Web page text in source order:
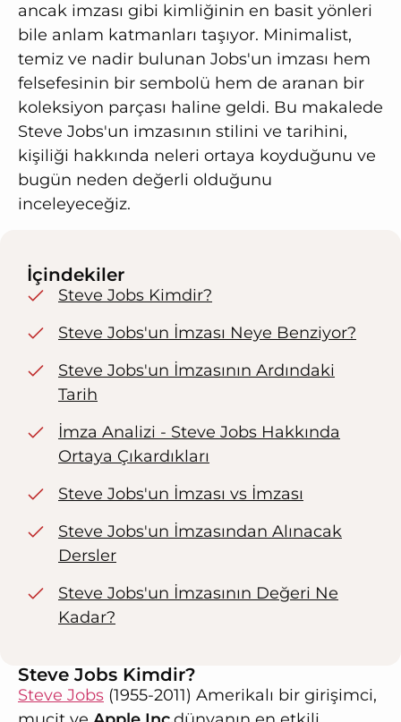
ancak imzası gibi kimliğinin en basit yönleri
bile anlam katmanları taşıyor. Minimalist,
temiz ve nadir bulunan Jobs'un imzası hem
felsefesinin bir sembolü hem de aranan bir
koleksiyon parçası haline geldi. Bu makalede
Steve Jobs'un imzasının stilini ve tarihini,
kişiliği hakkında neleri ortaya koyduğunu ve
bugün neden değerli olduğunu
inceleyeceğiz.
İçindekiler
Steve Jobs Kimdir?
Steve Jobs'un İmzası Neye Benziyor?
Steve Jobs'un İmzasının Ardındaki
Tarih
İmza Analizi - Steve Jobs Hakkında
Ortaya Çıkardıkları
Steve Jobs'un İmzası vs İmzası
Steve Jobs'un İmzasından Alınacak
Dersler
Steve Jobs'un İmzasının Değeri Ne
Kadar?
Steve Jobs Kimdir?
Steve Jobs (1955-2011) Amerikalı bir girişimci,